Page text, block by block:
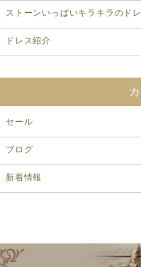
ストーンいっぱいキラキラのド
ドレス紹介
セール
ブログ
新着情報